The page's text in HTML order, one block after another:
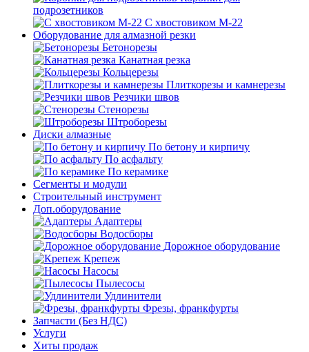
подрозетников
С хвостовиком М-22
Оборудование для алмазной резки
Бетонорезы
Канатная резка
Кольцерезы
Плиткорезы и камнерезы
Резчики швов
Стенорезы
Штроборезы
Диски алмазные
По бетону и кирпичу
По асфальту
По керамике
Сегменты и модули
Строительный инструмент
Доп.оборудование
Адаптеры
Водосборы
Дорожное оборудование
Крепеж
Насосы
Пылесосы
Удлинители
Фрезы, франкфурты
Запчасти (Без НДС)
Услуги
Хиты продаж